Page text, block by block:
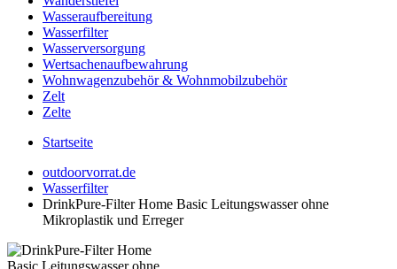
Wasseraufbereitung
Wasserfilter
Wasserversorgung
Wertsachenaufbewahrung
Wohnwagenzubehör & Wohnmobilzubehör
Zelt
Zelte
Startseite
outdoorvorrat.de
Wasserfilter
DrinkPure-Filter Home Basic Leitungswasser ohne
Mikroplastik und Erreger